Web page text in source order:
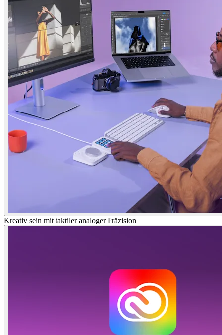
Kreativ sein mit taktiler analoger Präzision